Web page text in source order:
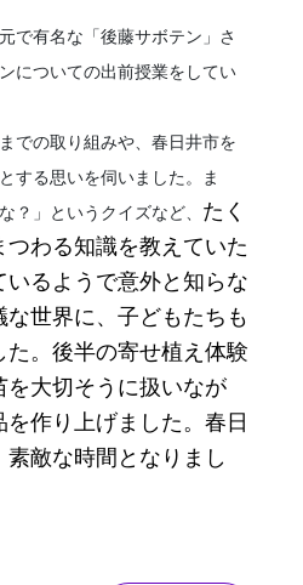
で有名な「後藤サボテン」さ
についての出前授業をしてい
での取り組みや、春日井市を
する思いを伺いました。ま
？」というクイズなど、 たく
つわる知識を教えていた
いるようで意外と知らな
世界に、子どもたちも
。後半の寄せ植え体験
を大切そうに扱いなが
作り上げました。春日
敵な時間となりまし